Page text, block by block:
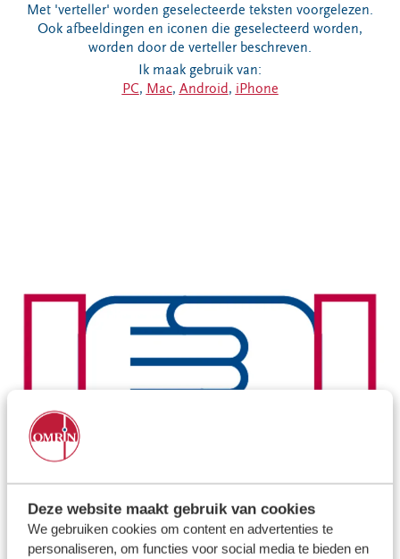
Deze website maakt gebruik van cookies
We gebruiken cookies om content en advertenties te
personaliseren, om functies voor social media te bieden en
Met 'verteller' worden geselecteerde teksten voorgelezen.
Ook afbeeldingen en iconen die geselecteerd worden,
worden door de verteller beschreven.
Ik maak gebruik van:
PC, Mac, Android, iPhone